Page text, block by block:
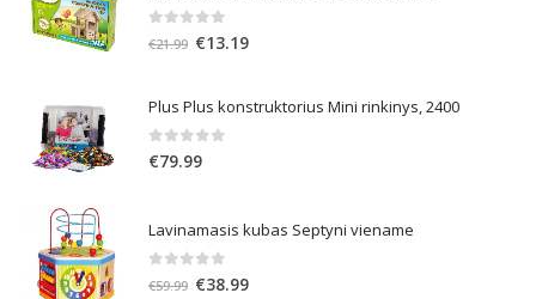
out of 5
€21.99 Original
€21.99.
€13.19Current
€13.19.
Plus Plus konstruktorius Mini rinkinys, 2400
0out of 5
€79.99
Lavinamasis kubas Septyni viename
out of 5
€59.99 Original
€38.99Current